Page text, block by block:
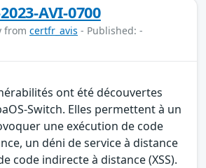
2023-AVI-0700
from certfr_avis - Published: -
ont été découvertes
Switch. Elles permettent à un
une exécution de code
un déni de service à distance
code indirecte à distance (XSS).